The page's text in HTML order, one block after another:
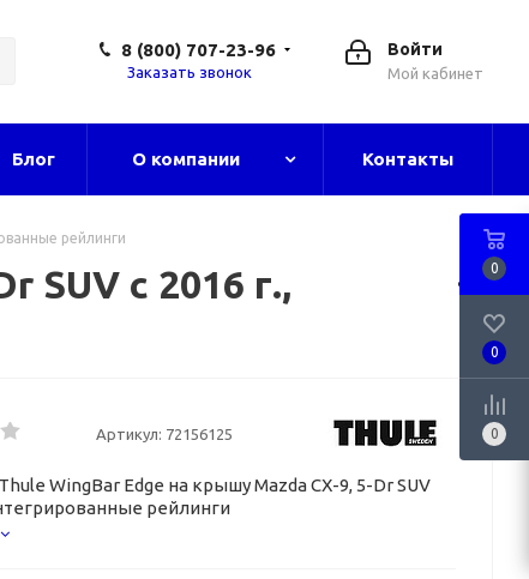
Войти
Мой кабинет
8 (800) 707-23-96
Заказать звонок
Блог О компании Контакты
рейлинги
SUV с 2016 г.,
Артикул: 72156125
WingBar Edge на крышу MazdaCX-9, 5-DrSUV
рейлинги
0
0
0